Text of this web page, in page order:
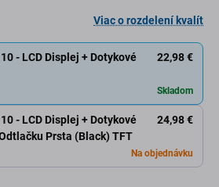
Viac o rozdelení kvalít
- LCD Displej + Dotykové
22,98 €
Skladom
- LCD Displej + Dotykové
Prsta (Black) TFT
24,98 €
Na objednávku